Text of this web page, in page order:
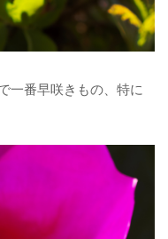
一番早咲きもの、特に